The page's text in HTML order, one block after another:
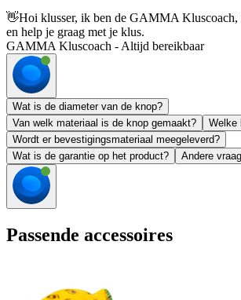
👋Hoi klusser, ik ben de GAMMA Kluscoach,
en help je graag met je klus.
GAMMA Kluscoach - Altijd bereikbaar
Wat is de diameter van de knop?
Van welk materiaal is de knop gemaakt?
Welke
Wordt er bevestigingsmateriaal meegeleverd?
Wat is de garantie op het product?
Andere
Passende accessoires